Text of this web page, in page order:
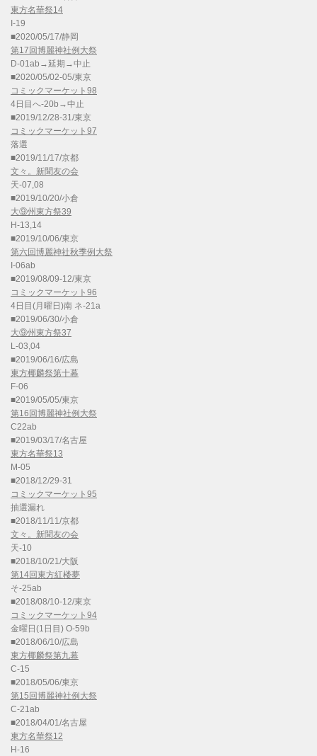
東方名華祭14
I-19
■2020/05/17/静岡
第17回博麗神社例大祭
D-01ab→延期→中止
■2020/05/02-05/東京
コミックマーケット98
4日目へ-20b→中止
■2019/12/28-31/東京
コミックマーケット97
落選
■2019/11/17/京都
文々。新聞友の会
天-07,08
■2019/10/20/小倉
大⑨州東方祭39
H-13,14
■2019/10/06/東京
第六回博麗神社秋季例大祭
I-06ab
■2019/08/09-12/東京
コミックマーケット96
4日目(月曜日)南 ネ-21a
■2019/06/30/小倉
大⑨州東方祭37
L-03,04
■2019/06/16/広島
東方椰麟祭第十幕
F-06
■2019/05/05/東京
第16回博麗神社例大祭
C22ab
■2019/03/17/名古屋
東方名華祭13
M-05
■2018/12/29-31
コミックマーケット95
抽選漏れ
■2018/11/11/京都
文々。新聞友の会
天-10
■2018/10/21/大阪
第14回東方紅楼夢
そ-25ab
■2018/08/10-12/東京
コミックマーケット94
金曜日(1日目) O-59b
■2018/06/10/広島
東方椰麟祭第九幕
C-15
■2018/05/06/東京
第15回博麗神社例大祭
C-21ab
■2018/04/01/名古屋
東方名華祭12
H-16